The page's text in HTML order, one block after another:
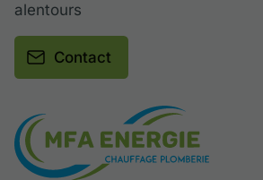
alentours
Contact